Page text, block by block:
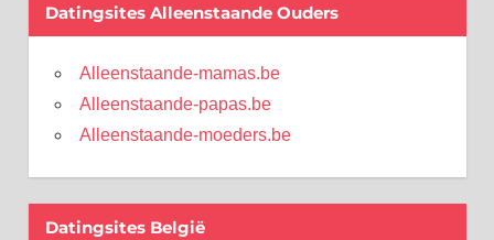
Datingsites Alleenstaande Ouders
Alleenstaande-mamas.be
Alleenstaande-papas.be
Alleenstaande-moeders.be
Datingsites België